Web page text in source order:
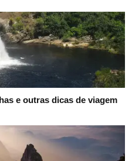
e outras dicas de viagem